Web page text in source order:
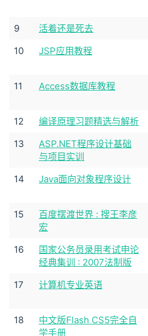
9 活着还是死去
10
JSP应用教程
11 Access数据库教程
12 编译原理习题精选与解析
13
ASP.NET程序设计基础
与项目实训
14 Java面向对象程序设计
15
百度摆渡世界 : 搜王李彦
宏
16
国家公务员录用考试申论
经典集训 : 2007法制版
17 计算机专业英语
18
中文版Flash CS5完全自
学手册